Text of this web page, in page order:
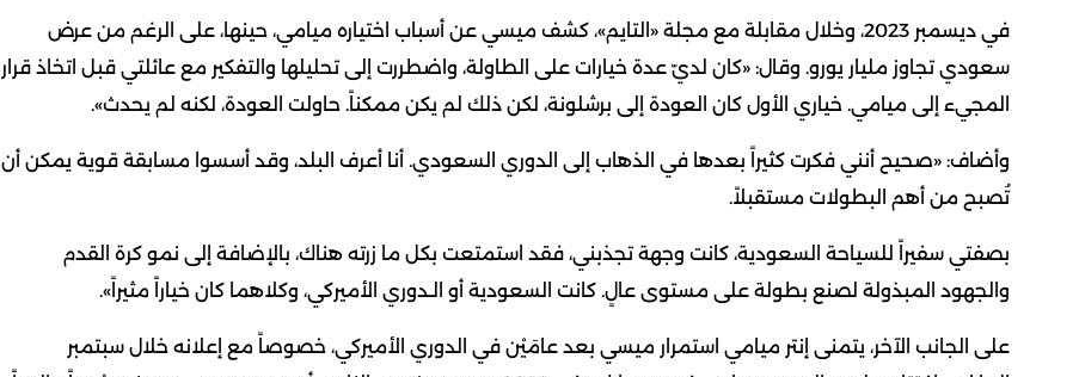
في ديسمبر 2023، وخلال مقابلة مع مجلة «التايم»، كشف ميسي عن أسباب اختياره ميامي، حينها، على الرغم من عرض
سعودي تجاوز مليار يورو. وقال: «كان لديّ عدة خيارات على الطاولة، واضطررت إلى تحليلها والتفكير مع عائلتي قبل اتخاذ قرار
المجيء إلى ميامي. خياري الأول كان العودة إلى برشلونة، لكن ذلك لم يكن ممكناً. حاولت العودة، لكنه لم يحدث».
وأضاف: «صحيح أنني فكرت كثيراً بعدها في الذهاب إلى الدوري السعودي. أنا أعرف البلد، وقد أسسوا مسابقة قوية يمكن أن
تُصبح من أهم البطولات مستقبلاً.
بصفتي سفيراً للسياحة السعودية، كانت وجهة تجذبني، فقد استمتعت بكل ما زرته هناك، بالإضافة إلى نمو كرة القدم
والجهود المبذولة لصنع بطولة على مستوى عالٍ. كانت السعودية أو الـدوري الأميركي، وكلاهما كان خياراً مثيراً».
على الجانب الآخر، يتمنى إنتر ميامي استمرار ميسي بعد عامَيْن في الدوري الأميركي، خصوصاً مع إعلانه خلال سبتمبر